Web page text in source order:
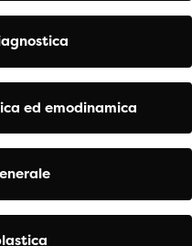
ed emodinamica